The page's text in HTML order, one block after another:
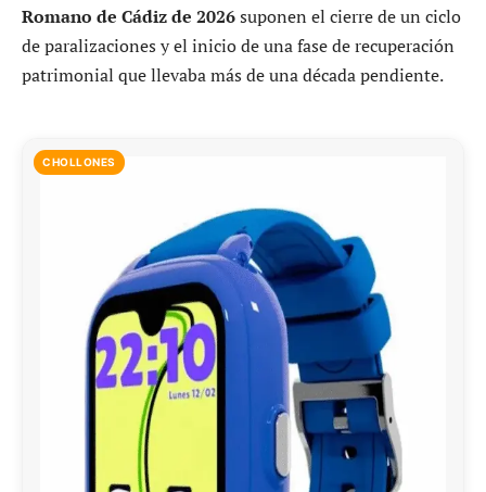
Romano de Cádiz de 2026suponen el cierre de un ciclo
de paralizaciones y el inicio de una fase de recuperación
patrimonial que llevaba más de una década pendiente.
CHOLLONES